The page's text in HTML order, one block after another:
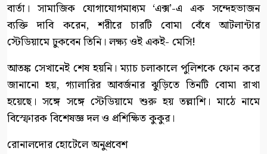
বার্তা। সামাজিক যোগাযোগমাধ্যম ‘এক্স’-এ এক সন্দেহভাজন
ব্যক্তি দাবি করেন, শরীরে চারটি বোমা বেঁধে আটলান্টার
স্টেডিয়ামে ঢুকবেন তিনি। লক্ষ্য ওই একই- মেসি!
আতঙ্ক সেখানেই শেষ হয়নি। ম্যাচ চলাকালে পুলিশকে ফোন করে
জানানো হয়, গ্যালারির আবর্জনার ঝুড়িতে তিনটি বোমা রাখা
হয়েছে। সঙ্গে সঙ্গে স্টেডিয়ামে শুরু হয় তল্লাশি। মাঠে নামে
বিস্ফোরক বিশেষজ্ঞ দল ও প্রশিক্ষিত কুকুর।
রোনালদোর হোটেলে অনুপ্রবেশ